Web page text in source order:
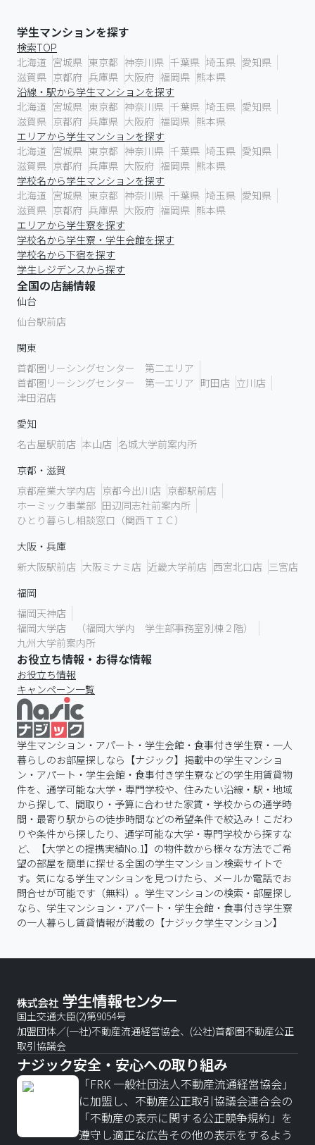
学生マンションを探す
検索TOP
北海道 宮城県 東京都 神奈川県 千葉県 埼玉県 愛知県
滋賀県 京都府 兵庫県 大阪府 福岡県 熊本県
沿線・駅から学生マンションを探す
北海道 宮城県 東京都 神奈川県 千葉県 埼玉県 愛知県
滋賀県 京都府 兵庫県 大阪府 福岡県 熊本県
エリアから学生マンションを探す
北海道 宮城県 東京都 神奈川県 千葉県 埼玉県 愛知県
滋賀県 京都府 兵庫県 大阪府 福岡県 熊本県
学校名から学生マンションを探す
北海道 宮城県 東京都 神奈川県 千葉県 埼玉県 愛知県
滋賀県 京都府 兵庫県 大阪府 福岡県 熊本県
エリアから学生寮を探す
学校名から学生寮・学生会館を探す
学校名から下宿を探す
学生レジデンスから探す
全国の店舗情報
仙台
仙台駅前店
関東
首都圏リーシングセンター 第二エリア
首都圏リーシングセンター 第一エリア 町田店 立川店
津田沼店
愛知
名古屋駅前店 本山店 名城大学前案内所
京都・滋賀
京都産業大学内店 京都今出川店 京都駅前店
ホーミック事業部 田辺同志社前案内所
ひとり暮らし相談窓口（関西ＴＩＣ）
大阪・兵庫
新大阪駅前店 大阪ミナミ店 近畿大学前店 西宮北口店 三宮店
福岡
福岡天神店
福岡大学店 （福岡大学内 学生部事務室別棟２階）
九州大学前案内所
お役立ち情報・お得な情報
お役立ち情報
キャンペーン一覧
学生マンション・アパート・学生会館・食事付き学生寮・一人
暮らしのお部屋探しなら【ナジック】掲載中の学生マンショ
ン・アパート・学生会館・食事付き学生寮などの学生用賃貸物
件を、通学可能な大学・専門学校や、住みたい沿線・駅・地域
から探して、間取り・予算に合わせた家賃・学校からの通学時
間・最寄り駅からの徒歩時間などの希望条件で絞込み！こだわ
りや条件から探したり、通学可能な大学・専門学校から探すな
ど、【大学との提携実績No.1】の物件数から様々な方法でご希
望の部屋を簡単に探せる全国の学生マンション検索サイトで
す。気になる学生マンションを見つけたら、メールか電話でお
問合せが可能です（無料）。学生マンションの検索・部屋探し
なら、学生マンション・アパート・学生会館・食事付き学生寮
の一人暮らし賃貸情報が満載の【ナジック学生マンション】
国土交通大臣(2)第9054号
加盟団体／(一社)不動産流通経営協会、(公社)首都圏不動産公正
取引協議会
ナジック安全・安心への取り組み
「FRK 一般社団法人不動産流通経営協会」
に加盟し、不動産公正取引協議会連合会の
「不動産の表示に関する公正競争規約」を
遵守し適正な広告その他の表示をするよう